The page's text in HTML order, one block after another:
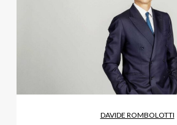
DAVIDE ROMBOLOTTI